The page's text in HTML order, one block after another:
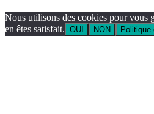
Nous utilisons des cookies pour vous
en êtes satisfait. OUI NON Politique